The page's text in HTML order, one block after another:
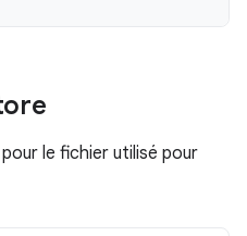
le fichier utilisé pour